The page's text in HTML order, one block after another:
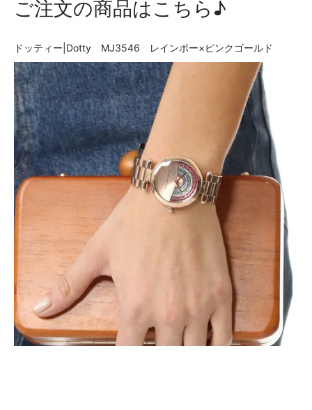
ご注文の商品はこちら♪
ドッティー|Dotty MJ3546 レインボー×ピンクゴールド